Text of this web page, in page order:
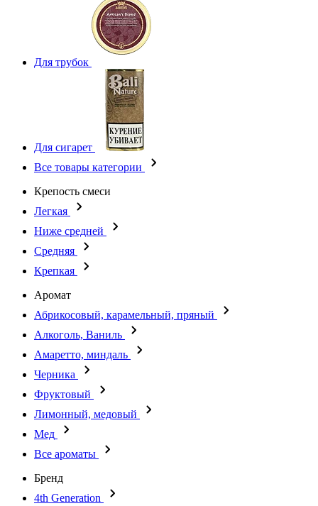
Для трубок
Для сигарет
Все товары категории
Крепость смеси
Легкая
Ниже средней
Средняя
Крепкая
Аромат
Абрикосовый, карамельный, пряный
Алкоголь, Ваниль
Амаретто, миндаль
Черника
Фруктовый
Лимонный, медовый
Мед
Все ароматы
Бренд
4th Generation